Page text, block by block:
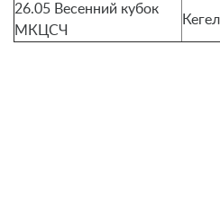
26.05 Весенний кубок
МКЦСЧ